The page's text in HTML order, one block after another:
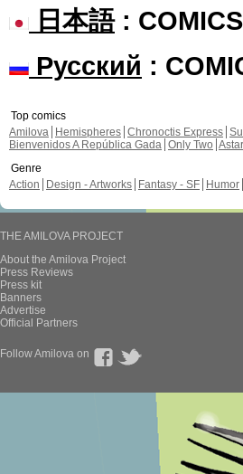
日本語:
Русский :
Top comics
Amilova
Hemispheres Chronoctis Express
Bienvenidos A República Gada Only Two
Genre
Action
Design - Artworks Fantasy - SF Humor
THE AMILOVA PROJECT
About the Amilova Project
Press Reviews
Press kit
Banners
Advertise
Official Partners
Follow Amilova on